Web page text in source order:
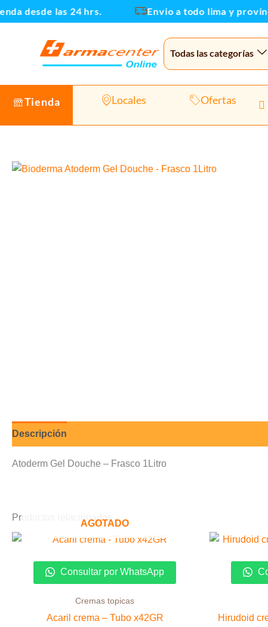
al
desde las 24 hrs. Envio a todo lima y
Todas las categorías
Tienda Locales Ofertas
Descripción
Atoderm Gel Douche – Frasco 1Litro
Productos relacionados
AGOTADO
Consultar por WhatsApp
Cremas topicas
Acaril crema – Tubo x42GR Hirudoid